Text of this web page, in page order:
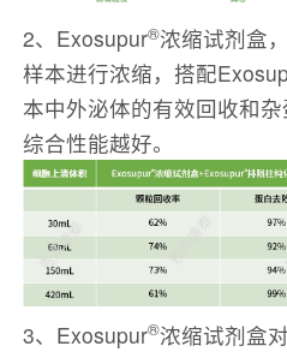
2、Exosupur®浓缩试剂盒
样本进行浓缩，搭配
本中外泌体的有效回收和
综合性能越好。
3、Exosupur®浓缩试剂盒